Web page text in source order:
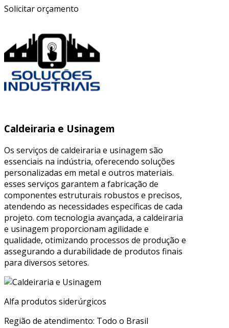
Solicitar orçamento
Caldeiraria e Usinagem
Os serviços de caldeiraria e usinagem são
essenciais na indústria, oferecendo soluções
personalizadas em metal e outros materiais.
esses serviços garantem a fabricação de
componentes estruturais robustos e precisos,
atendendo as necessidades específicas de cada
projeto. com tecnologia avançada, a caldeiraria
e usinagem proporcionam agilidade e
qualidade, otimizando processos de produção e
assegurando a durabilidade de produtos finais
para diversos setores.
Alfa produtos siderúrgicos
Região de atendimento: Todo o Brasil